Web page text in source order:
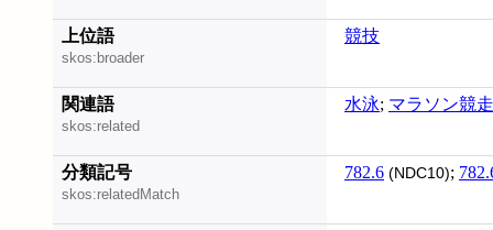
上位語
skos:broader
競技
関連語
skos:related
水泳; マラソン競走
分類記号
skos:relatedMatch
782.6 (NDC10);